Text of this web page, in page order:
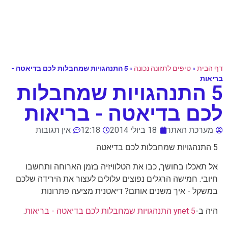
דף הבית»טיפים לתזונה נכונה »
5 התנהגויות שמחבלות לכם בדיאטה -
בריאות
5 התנהגויות שמחבלות
לכם בדיאטה - בריאות
מערכת האתר 18 ביולי 2014 12:18
אין תגובות
5 התנהגויות שמחבלות לכם בדיאטה
אל תאכלו בחושך, כבו את הטלוויזיה בזמן הארוחה ותחשבו
חיובי. חמישה הרגלים נפוצים עלולים לעצור את הירידה שלכם
במשקל - איך משנים אותם? דיאטנית מציעה פתרונות
היה ב-ynet 5 התנהגויות שמחבלות לכם בדיאטה - בריאות .